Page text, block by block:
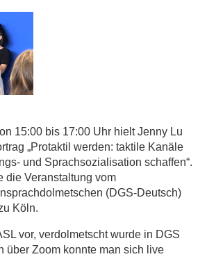
15:00 bis 17:00 Uhr hielt Jenny Lu
„Protaktil werden: taktile Kanäle
und Sprachsozialisation schaffen“.
die Veranstaltung vom
(DGS-Deutsch)
Köln.
vor, verdolmetscht wurde in DGS
über Zoom konnte man sich live